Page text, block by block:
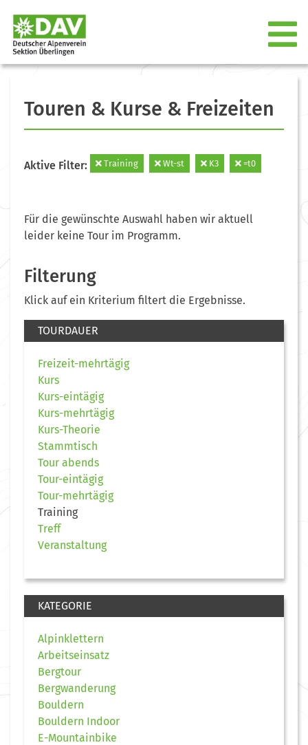
Touren & Kurse & Freizeiten
Aktive Filter: Training Wt-st K3 =t0
Für die gewünschte Auswahl haben wir aktuell
leider keine Tour im Programm.
Filterung
Klick auf ein Kriterium filtert die Ergebnisse.
TOURDAUER
Freizeit-mehrtägig
Kurs
Kurs-eintägig
Kurs-mehrtägig
Kurs-Theorie
Stammtisch
Tour abends
Tour-eintägig
Tour-mehrtägig
Training
Treff
Veranstaltung
KATEGORIE
Alpinklettern
Arbeitseinsatz
Bergtour
Bergwanderung
Bouldern
Bouldern Indoor
E-Mountainbike